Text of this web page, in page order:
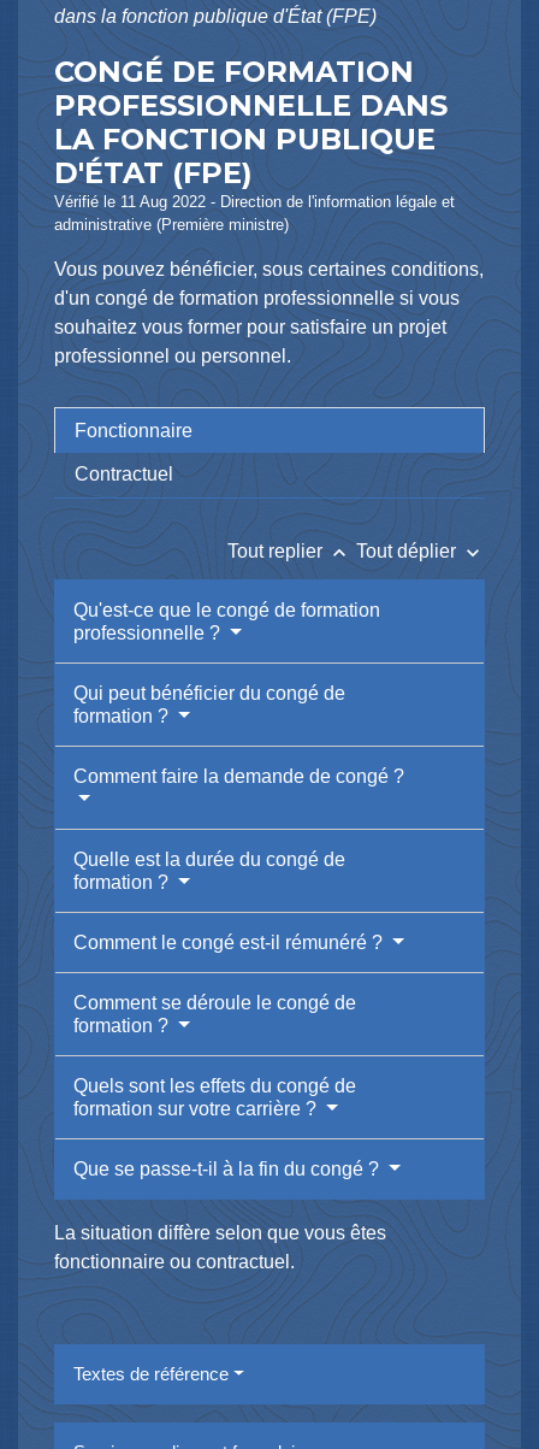
dans la fonction publique d'État (FPE)
CONGÉ DE FORMATION
PROFESSIONNELLE DANS
LA FONCTION PUBLIQUE
D'ÉTAT (FPE)
Vérifié le 11 Aug 2022 - Direction de l'information légale et
administrative (Première ministre)
Vous pouvez bénéficier, sous certaines conditions,
d'un congé de formation professionnelle si vous
souhaitez vous former pour satisfaire un projet
professionnel ou personnel.
Fonctionnaire
Contractuel
Tout replierkeyboard_arrow_up Tout déplier keyboard_arrow_down
Qu'est-ce que le congé de formation
professionnelle ?
Qui peut bénéficier du congé de
formation ?
Comment faire la demande de congé ?
Quelle est la durée du congé de
formation ?
Comment le congé est-il rémunéré ?
Comment se déroule le congé de
formation ?
Quels sont les effets du congé de
formation sur votre carrière ?
Que se passe-t-il à la fin du congé ?
La situation diffère selon que vous êtes
fonctionnaire ou contractuel.
Textes de référence